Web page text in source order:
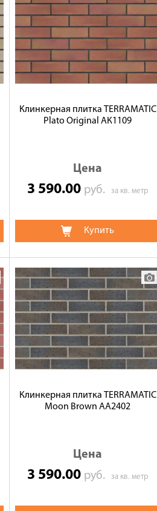
Клинкерная плитка TERRAMATIC
Plato Original АК1109
Цена
3 590.00 руб.за кв. метр
Купить
Клинкерная плитка TERRAMATIC
Moon Brown AA2402
Цена
3 590.00 руб.за кв. метр